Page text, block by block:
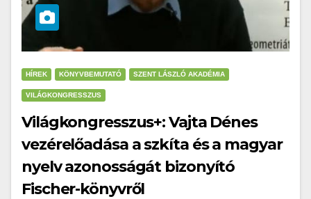
HÍREK KÖNYVBEMUTATÓ SZENT LÁSZLÓ AKADÉMIA
VILÁGKONGRESSZUS
Világkongresszus+: Vajta Dénes
vezérelőadása a szkíta és a magyar
nyelv azonosságát bizonyító
Fischer-könyvről